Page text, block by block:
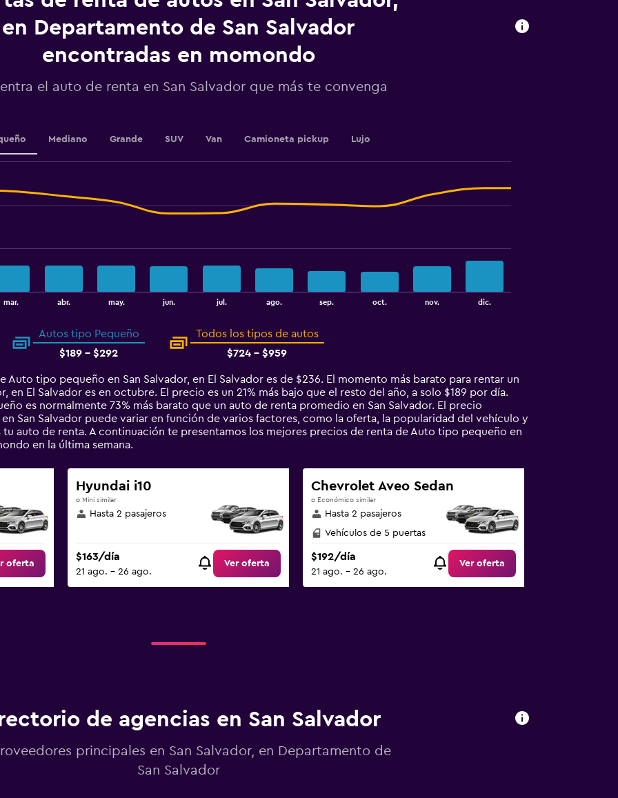
axis
displaying
values.
240.
en Departamento de San Salvador
encontradas en momondo
el auto de renta en San Salvador que más te convenga
Mediano Grande SUV Van Camioneta pickup Lujo
mar. abr. may. jun. jul. ago. sep. oct. nov. dic.
Autos tipo Pequeño
$189 - $292
Todos los tipos de autos
$724 - $959
Auto tipo pequeño en San Salvador, en El Salvador es de $236. El momento más barato para rentar un
en El Salvador es en octubre. El precio es un 21% más bajo que el resto del año, a solo $189 por día.
es normalmente 73% más barato que un auto de renta promedio en San Salvador. El precio
San Salvador puede variar en función de varios factores, como la oferta, la popularidad del vehículo y
tu auto de renta. A continuación te presentamos los mejores precios de renta de Auto tipo pequeño en
en la última semana.
oferta
Hyundai i10
o Mini similar
Hasta 2 pasajeros
$163/día
21 ago. - 26 ago.
Ver oferta
Chevrolet Aveo Sedan
o Económico similar
Hasta 2 pasajeros
Vehículos de 5 puertas
$192/día
21 ago. - 26 ago.
Ver oferta
de agencias en San Salvador
principales en San Salvador, en Departamento de
San Salvador